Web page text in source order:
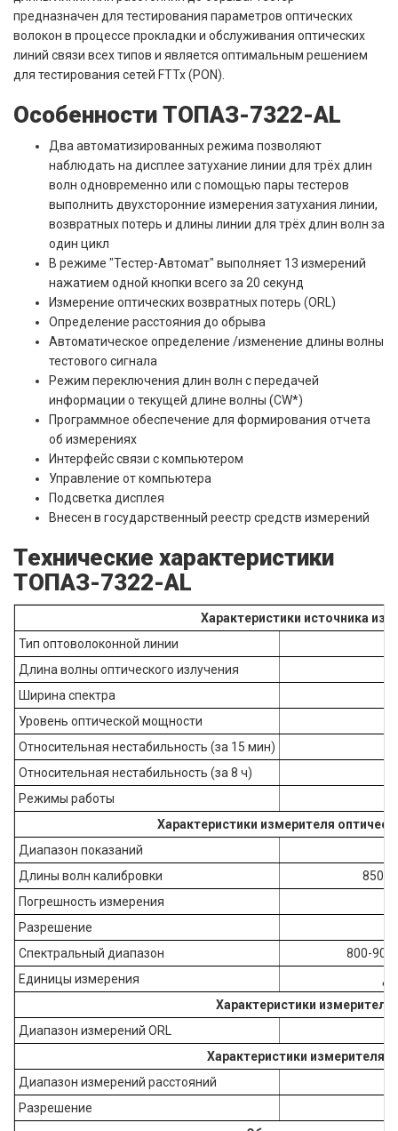
предназначен для тестирования параметров оптических
волокон в процессе прокладки и обслуживания оптических
линий связи всех типов и является оптимальным решением
для тестирования сетей FTTx (PON).
Особенности ТОПАЗ-7322-АL
Два автоматизированных режима позволяют
наблюдать на дисплее затухание линии для трёх длин
волн одновременно или с помощью пары тестеров
выполнить двухсторонние измерения затухания линии,
возвратных потерь и длины линии для трёх длин волн за
один цикл
В режиме "Тестер-Автомат" выполняет 13 измерений
нажатием одной кнопки всего за 20 секунд
Измерение оптических возвратных потерь (ORL)
Определение расстояния до обрыва
Автоматическое определение /изменение длины волны
тестового сигнала
Режим переключения длин волн с передачей
информации о текущей длине волны (CW*)
Программное обеспечение для формирования отчета
об измерениях
Интерфейс связи с компьютером
Управление от компьютера
Подсветка дисплея
Внесен в государственный реестр средств измерений
Технические характеристики
ТОПАЗ-7322-АL
Характеристики источника
Тип оптоволоконной линии
Длина волны оптического излучения
Ширина спектра
Уровень оптической мощности
Относительная нестабильность (за 15 мин)
Относительная нестабильность (за 8 ч)
Режимы работы
Характеристики измерителя
Диапазон показаний
Длины волн калибровки
850,
Погрешность измерения
Разрешение
Спектральный диапазон
800-900
Единицы измерения
Характеристики измерителя
Диапазон измерений ORL
Характеристики измерителя
Диапазон измерений расстояний
Разрешение